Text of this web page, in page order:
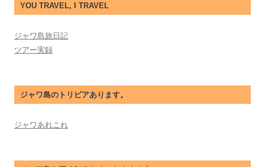
YOU TRAVEL, I TRAVEL
ジャワ島旅日記
ツアー実録
ジャワ島のトリビアあります。
ジャワあれこれ